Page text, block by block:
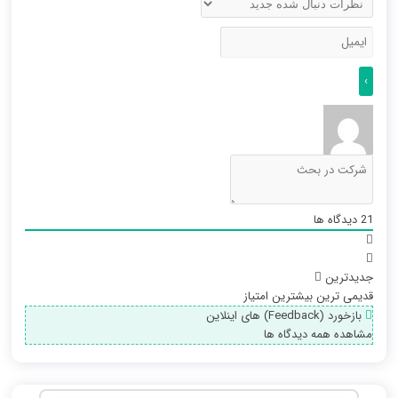
21دیدگاه ها
جدیدترین
قدیمی ترین بیشترین امتیاز
بازخورد (Feedback) های اینلاین
مشاهده همه دیدگاه ها